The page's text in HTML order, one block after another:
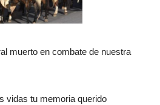
muerto en combate de nuestra
vidas tu memoria querido